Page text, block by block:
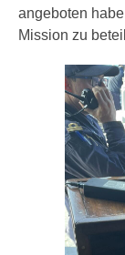
angeboten
Mission zu